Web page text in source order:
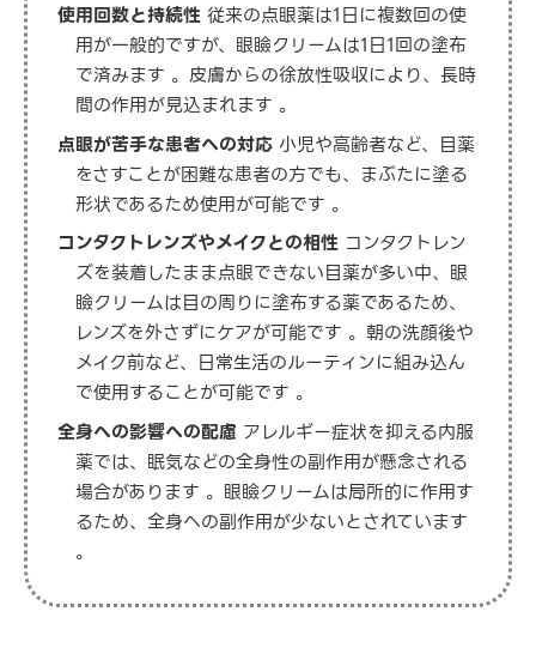
使用回数と持続性 従来の点眼薬は1日に複数回の使
用が一般的ですが、眼瞼クリームは1日1回の塗布
で済みます 。皮膚からの徐放性吸収により、長時
間の作用が見込まれます 。
点眼が苦手な患者への対応 小児や高齢者など、目薬
をさすことが困難な患者の方でも、まぶたに塗る
形状であるため使用が可能です 。
コンタクトレンズやメイクとの相性 コンタクトレン
ズを装着したまま点眼できない目薬が多い中、眼
瞼クリームは目の周りに塗布する薬であるため、
レンズを外さずにケアが可能です 。朝の洗顔後や
メイク前など、日常生活のルーティンに組み込ん
で使用することが可能です 。
全身への影響への配慮 アレルギー症状を抑える内服
薬では、眠気などの全身性の副作用が懸念される
場合があります 。眼瞼クリームは局所的に作用す
るため、全身への副作用が少ないとされています
。